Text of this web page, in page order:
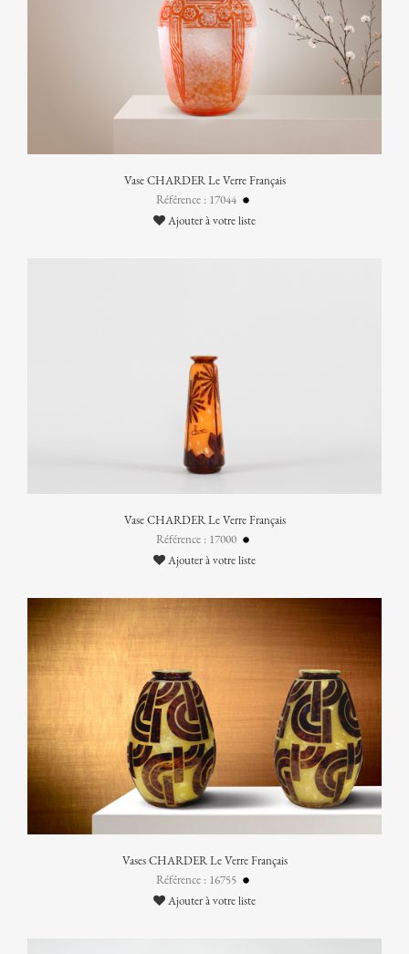
Vase CHARDER Le Verre Français
Référence : 17044
Ajouter à votre liste
Vase CHARDER Le Verre Français
Référence : 17000
Ajouter à votre liste
Vases CHARDER Le Verre Français
Référence : 16755
Ajouter à votre liste